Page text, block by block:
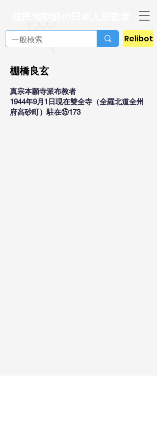
Relibot
棚橋良玄
真宗本願寺派布教者
1944年9月1日現在雙全寺（全羅北道全州
府高砂町）駐在⑮173